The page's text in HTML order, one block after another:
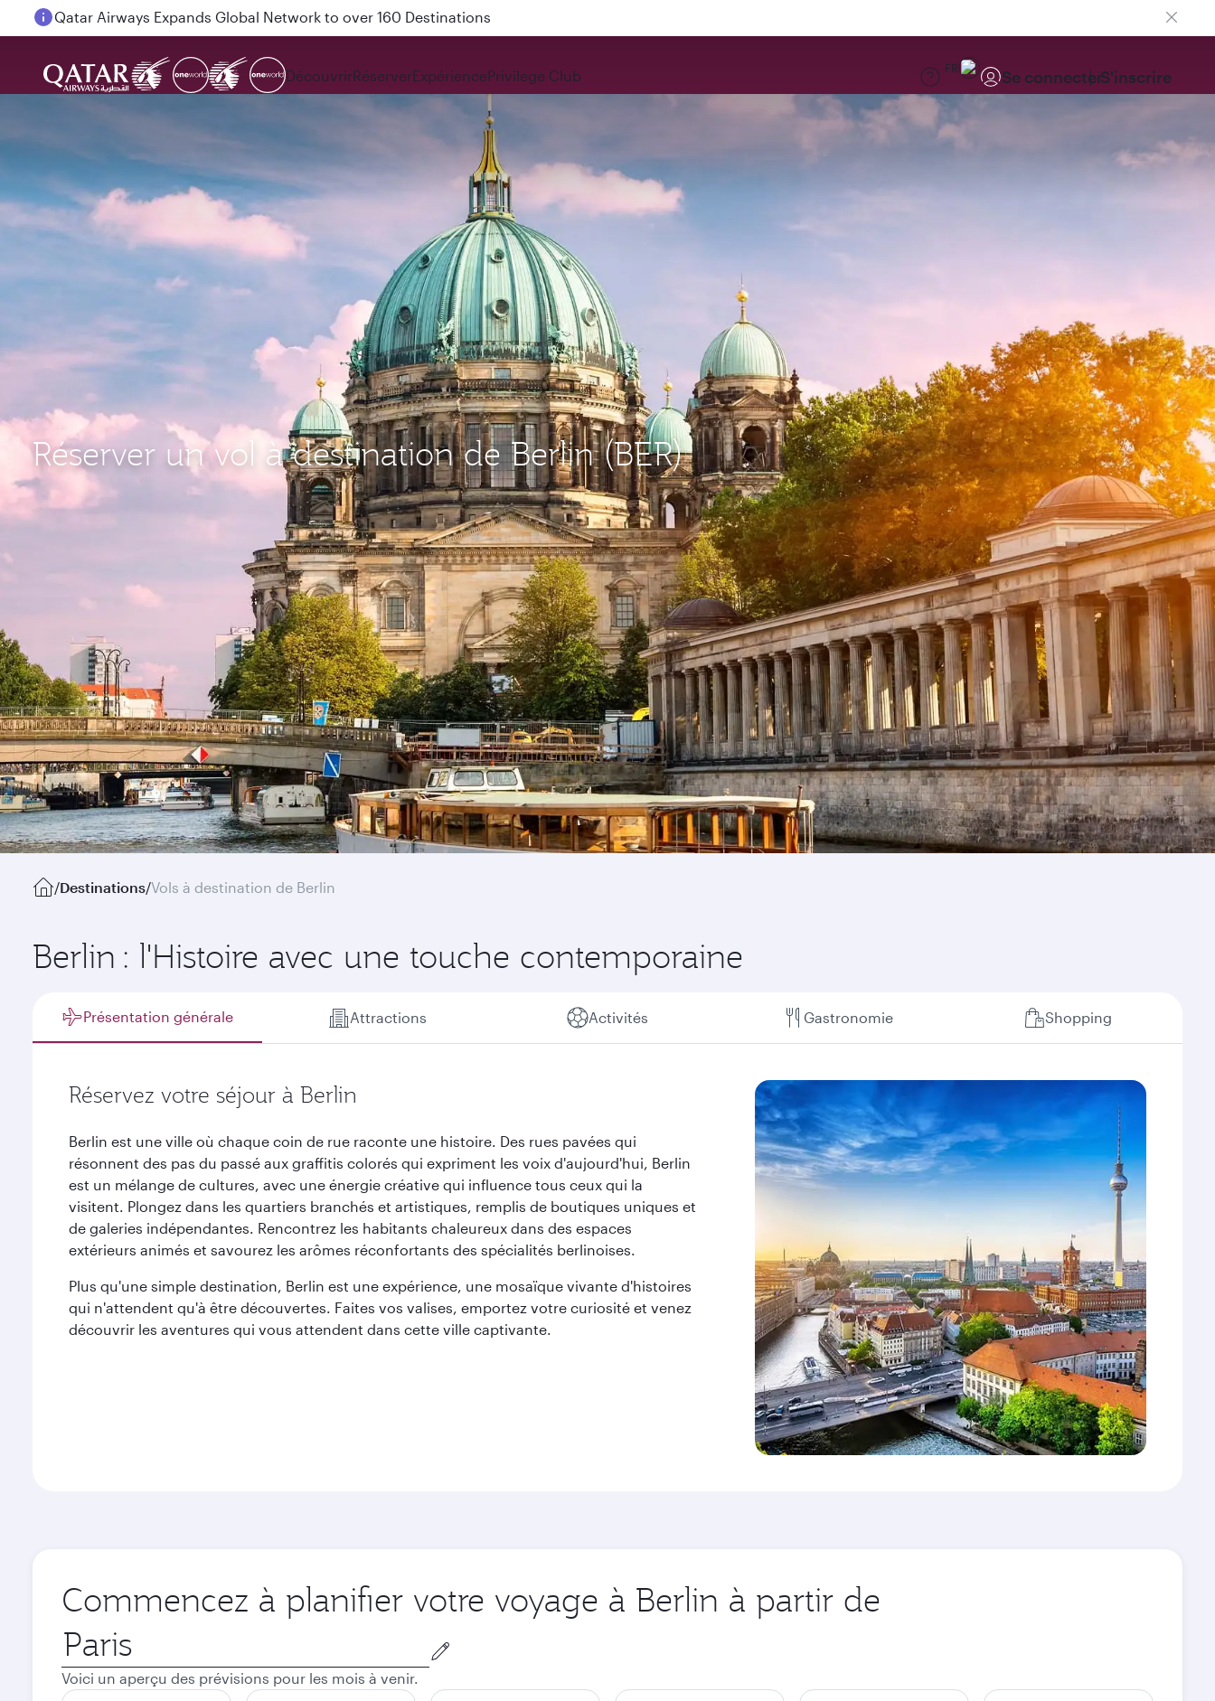
Passengers flying between Doha and Auckland on QR914 and QR915
DécouvrirRéserverExpériencePrivilege Club FR Se connecterS'inscrire
Réserver un vol à destination de Berlin (BER)
/Destinations/Vols à destination de Berlin
Berlin : l'Histoire avec une touche contemporaine
Présentation générale Attractions Activités Gastronomie Shopping
Réservez votre séjour à Berlin
Berlin est une ville où chaque coin de rue raconte une histoire. Des rues pavées qui
résonnent des pas du passé aux graffitis colorés qui expriment les voix d'aujourd'hui, Berlin
est un mélange de cultures, avec une énergie créative qui influence tous ceux qui la
visitent. Plongez dans les quartiers branchés et artistiques, remplis de boutiques uniques et
de galeries indépendantes. Rencontrez les habitants chaleureux dans des espaces
extérieurs animés et savourez les arômes réconfortants des spécialités berlinoises.
Plus qu'une simple destination, Berlin est une expérience, une mosaïque vivante d'histoires
qui n'attendent qu'à être découvertes. Faites vos valises, emportez votre curiosité et venez
découvrir les aventures qui vous attendent dans cette ville captivante.
Commencez à planifier votre voyage à Berlin à partir de
Ville
de
départ
Voici un aperçu des prévisions pour les mois à venir.